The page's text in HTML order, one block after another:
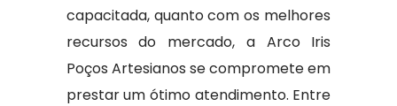
capacitada, quanto com os melhores
recursos do mercado, a Arco Iris
Poços Artesianos se compromete em
prestar um ótimo atendimento. Entre